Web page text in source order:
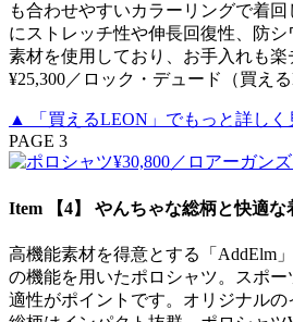
も合わせやすいカラーリングで着
にストレッチ性や伸長回復性、防
素材を使用しており、お手入れも
¥25,300／ロック・デュード（買える
▲ 「買えるLEON」でもっと詳しく
PAGE 3
Item 【4】 やんちゃな総柄と快適な
高機能素材を得意とする「AddElm
の機能を用いたポロシャツ。スポ
適性がポイントです。オリジナル